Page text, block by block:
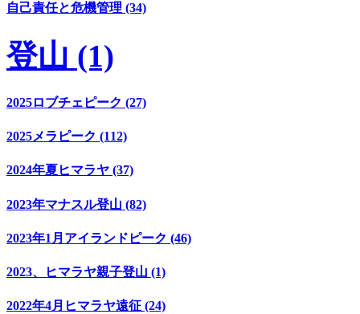
自己責任と危機管理 (34)
登山 (1)
2025ロブチェピーク (27)
2025メラピーク (112)
2024年夏ヒマラヤ (37)
2023年マナスル登山 (82)
2023年1月アイランドピーク (46)
2023、ヒマラヤ親子登山 (1)
2022年4月ヒマラヤ遠征 (24)